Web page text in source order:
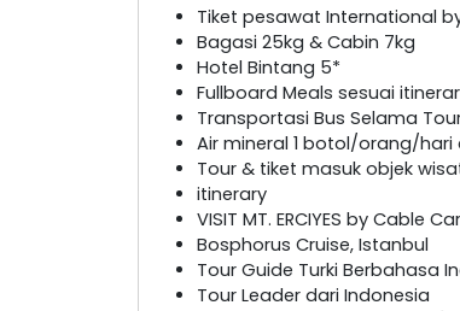
Tiket pesawat International
Bagasi 25kg & Cabin 7kg
Hotel Bintang 5*
Fullboard Meals sesuai
Transportasi Bus Selama
Air mineral 1 botol/orang/hari
Tour & tiket masuk objek
itinerary
VISIT MT. ERCIYES by Cable Car
Bosphorus Cruise, Istanbul
Tour Guide Turki Berbahasa
Tour Leader dari Indonesia